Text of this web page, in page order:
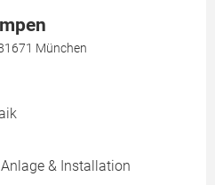
München
& Installation